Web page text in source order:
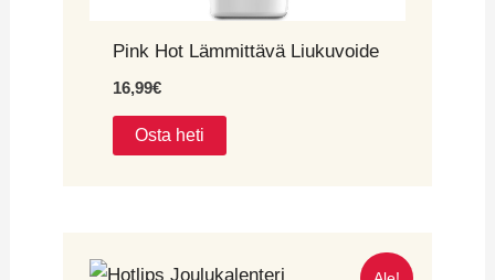
Pink Hot Lämmittävä Liukuvoide
16,99€
Osta heti